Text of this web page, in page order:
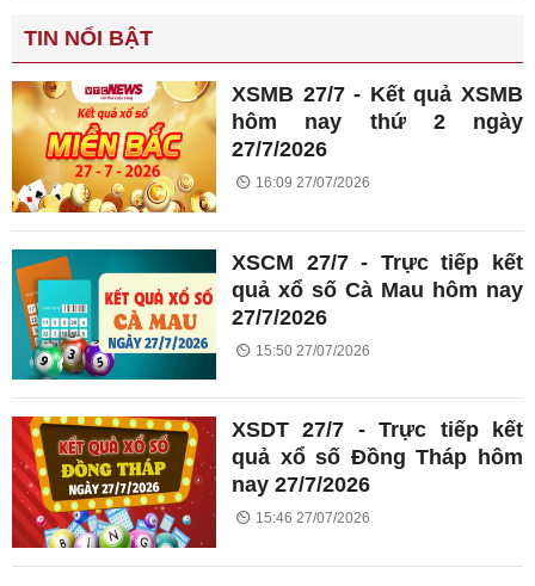
TIN NỔI BẬT
XSMB 27/7 - Kết quả XSMB
hôm nay thứ 2 ngày
27/7/2026
16:09 27/07/2026
XSCM 27/7 - Trực tiếp kết
quả xổ số Cà Mau hôm nay
27/7/2026
15:50 27/07/2026
XSDT 27/7 - Trực tiếp kết
quả xổ số Đồng Tháp hôm
nay 27/7/2026
15:46 27/07/2026